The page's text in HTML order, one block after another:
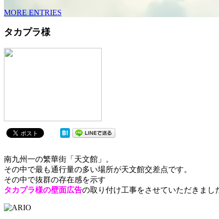
MORE ENTRIES
タカプラ様
南九州一の繁華街「天文館」。
その中で最も通行量の多い場所が天文館交差点です。
その中で抜群の存在感を示す
タカプラ様の壁面広告の取り付け工事をさせていただきまし